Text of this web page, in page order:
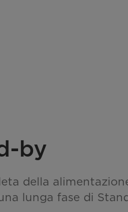
by
della
lunga fase di